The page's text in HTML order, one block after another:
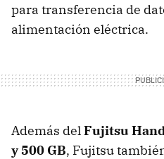
para transferencia de
alimentación eléctrica.
Además delFujitsu
y 500 GB, Fujitsu